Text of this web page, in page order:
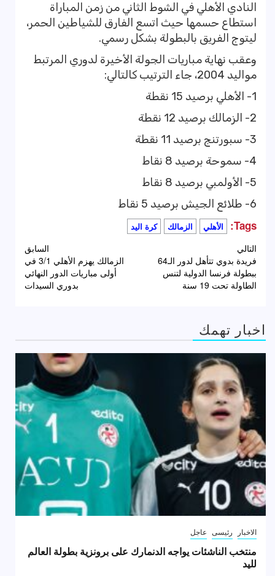
النادي الأهلي في الشوط الثاني من زمن المباراة
استطاع حسمها حيث اتسع الفارق للشياطين الحمر،
ليتوج الفريق بالبطولة بشكل رسمي.
وعقب نهاية مباريات الجولة الأخيرة لدوري المرتبط
مواليد 2004، جاء الترتيب كالتالي:
1- الأهلي برصيد 15 نقطة
2- الزمالك برصيد 12 نقطة
3- سبورتنج برصيد 11 نقطة
4- سموحة برصيد 8 نقاط
5- الأولمبي برصيد 8 نقاط
6- طلائع الجيش برصيد 5 نقاط
Tags: الأهلي الزمالك كرة اليد
تصفّح
المقالات
السابق
الزمالك يهزم الأهلي 3/1 في
أولى مباريات الدور النهائي
بدوري السيدات
التالي
فريدة بدوي تتأهل لدور الـ64
ببطولة فرنسا الدولية لتنس
الطاولة تحت 19 سنة
اخبار تهمك
الاخبار رئيسى عاجل
منتخب الناشئات يواجه الدنمارك على برونزية بطولة العالم
لليد